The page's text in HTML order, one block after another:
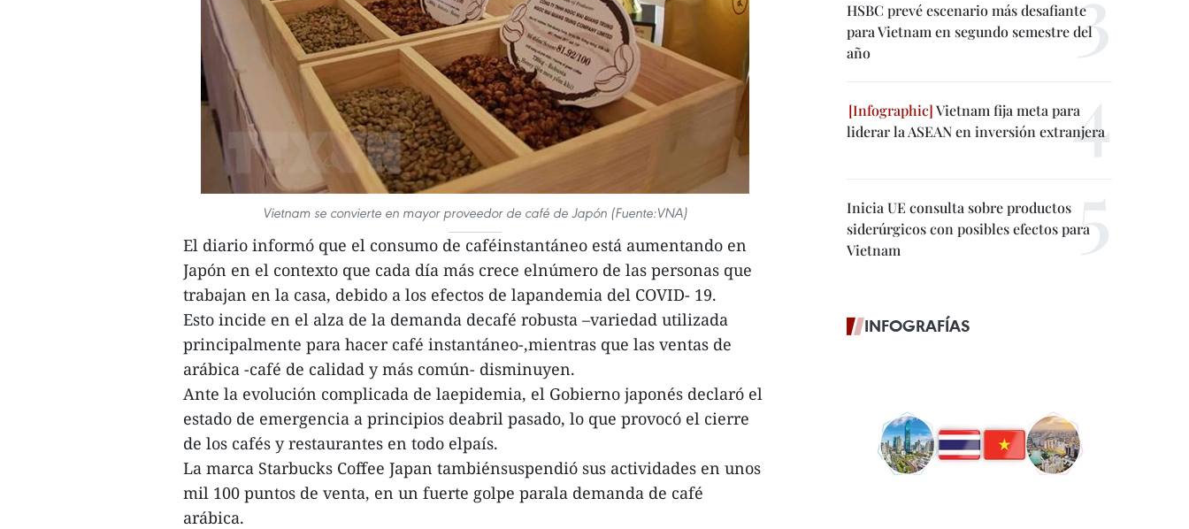
Vietnam se convierte en mayor proveedor de café de Japón (Fuente:VNA)
El diario informó que el consumo de caféinstantáneo está aumentando en
Japón en el contexto que cada día más crece elnúmero de las personas que
trabajan en la casa, debido a los efectos de lapandemia del COVID- 19.
Esto incide en el alza de la demanda decafé robusta –variedad utilizada
principalmente para hacer café instantáneo-,mientras que las ventas de
arábica -café de calidad y más común- disminuyen.
Ante la evolución complicada de laepidemia, el Gobierno japonés declaró el
estado de emergencia a principios deabril pasado, lo que provocó el cierre
de los cafés y restaurantes en todo elpaís.
La marca Starbucks Coffee Japan tambiénsuspendió sus actividades en unos
mil 100 puntos de venta, en un fuerte golpe parala demanda de café
arábica.
HSBC prevé escenario más desafiante
para Vietnam en segundo semestre del
año
Vietnam fija meta para
liderar la ASEAN en inversión extranjera
Inicia UE consulta sobre productos
siderúrgicos con posibles efectos para
Vietnam
INFOGRAFÍAS